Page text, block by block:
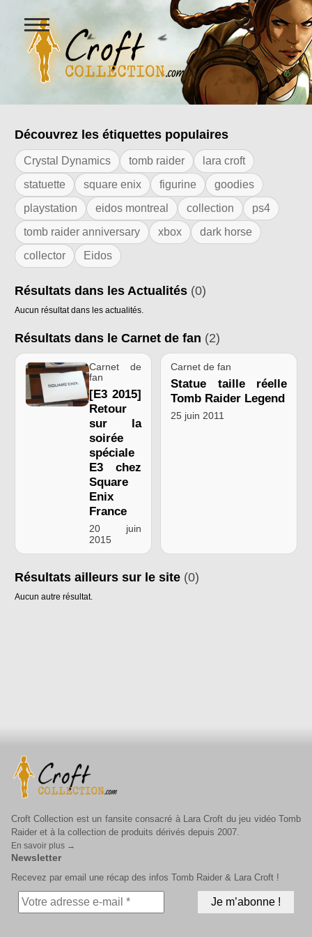
Figurines Lara Croft et
Ouvrir
le
menu
Résultats de l'étiquette "statue taille
Découvrez les étiquettes populaires
Crystal Dynamics tomb raider
lara croft
statuette
square enix figurine
goodies
playstation
eidos montreal collection
ps4
tomb raider anniversary
xbox
dark horse
collector
Eidos
Résultats dans les Actualités (0)
Aucun résultat dans les actualités.
Résultats dans le Carnet de fan (2)
Carnet de
fan
[E3 2015]
Retour
sur la
soirée
spéciale
E3 chez
Square
Enix
France
20 juin
2015
Carnet de fan
Statue taille réelle
Tomb Raider Legend
25 juin 2011
Résultats ailleurs sur le site (0)
Aucun autre résultat.
Croft Collection est un fansite consacré à Lara Croft du jeu vidéo Tomb
Raider et à la collection de produits dérivés depuis 2007.
En savoir plus →
Newsletter
Recevez par email une récap des infos Tomb Raider & Lara Croft !